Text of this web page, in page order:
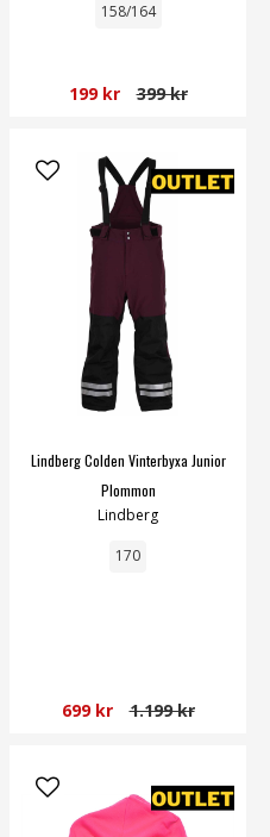
158/164
199 kr 399 kr
Lindberg Colden Vinterbyxa Junior
Plommon
Lindberg
170
699 kr 1.199 kr